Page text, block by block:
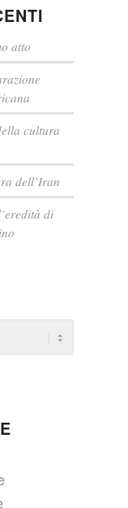
atto
cultura
dell’Iran
di